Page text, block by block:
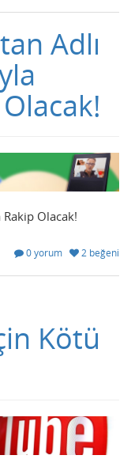
Adlı
Rakip Olacak!
0 yorum
2 beğeni
Kötü